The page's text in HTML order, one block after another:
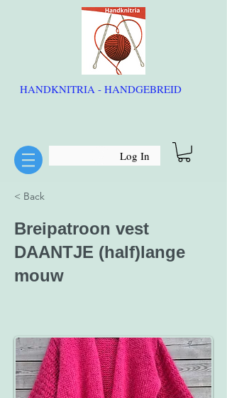
HANDKNITRIA - HANDGEBREID
Log In
< Back
Breipatroon vest
DAANTJE (half)lange
mouw